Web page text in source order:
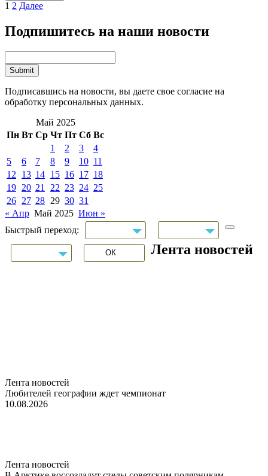
1 2 Далее
Подпишитесь на наши новости
Подписавшись на новости, вы даете свое согласие на
обработку персональных данных.
Май 2025
Пн Вт Ср Чт Пт Сб Вс
1
2 3
4
5
6 7 8 9 10 11
12
13 14 15 16 17 18
19 20 21 22 23 24 25
26 27 28 29 30 31
« Апр Май 2025 Июн »
Быстрый переход:
Лента новостей
Лента новостей
Любителей географии ждет чемпионат
10.08.2026
Лента новостей